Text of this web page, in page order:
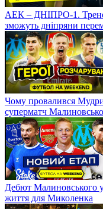
АЕК – ДНІПРО-1.
зможуть дніпряни
Чому провалився
суперматч
Дебют Малиновського у
життя для Миколенка